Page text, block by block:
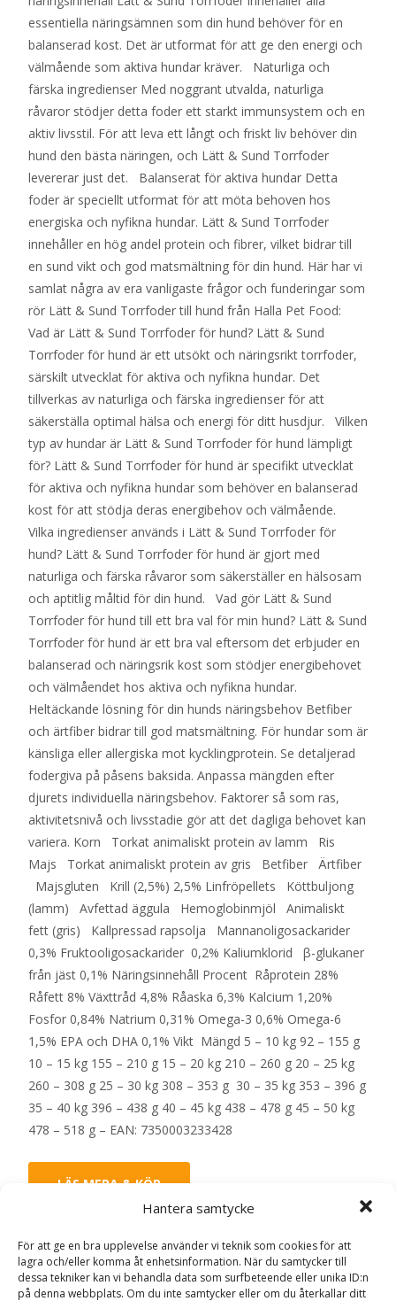
Hantera samtycke
För att ge en bra upplevelse använder vi teknik som cookies för att
lagra och/eller komma åt enhetsinformation. När du samtycker till
dessa tekniker kan vi behandla data som surfbeteende eller unika ID:n
på denna webbplats. Om du inte samtycker eller om du återkallar ditt
essentiella näringsämnen som din hund behöver för en
balanserad kost. Det är utformat för att ge den energi och
välmående som aktiva hundar kräver. Naturliga och
färska ingredienser Med noggrant utvalda, naturliga
råvaror stödjer detta foder ett starkt immunsystem och en
aktiv livsstil. För att leva ett långt och friskt liv behöver din
hund den bästa näringen, och Lätt & Sund Torrfoder
levererar just det. Balanserat för aktiva hundar Detta
foder är speciellt utformat för att möta behoven hos
energiska och nyfikna hundar. Lätt & Sund Torrfoder
innehåller en hög andel protein och fibrer, vilket bidrar till
en sund vikt och god matsmältning för din hund. Här har vi
samlat några av era vanligaste frågor och funderingar som
rör Lätt & Sund Torrfoder till hund från Halla Pet Food:
Vad är Lätt & Sund Torrfoder för hund? Lätt & Sund
Torrfoder för hund är ett utsökt och näringsrikt torrfoder,
särskilt utvecklat för aktiva och nyfikna hundar. Det
tillverkas av naturliga och färska ingredienser för att
säkerställa optimal hälsa och energi för ditt husdjur. Vilken
typ av hundar är Lätt & Sund Torrfoder för hund lämpligt
för? Lätt & Sund Torrfoder för hund är specifikt utvecklat
för aktiva och nyfikna hundar som behöver en balanserad
kost för att stödja deras energibehov och välmående.
Vilka ingredienser används i Lätt & Sund Torrfoder för
hund? Lätt & Sund Torrfoder för hund är gjort med
naturliga och färska råvaror som säkerställer en hälsosam
och aptitlig måltid för din hund. Vad gör Lätt & Sund
Torrfoder för hund till ett bra val för min hund? Lätt & Sund
Torrfoder för hund är ett bra val eftersom det erbjuder en
balanserad och näringsrik kost som stödjer energibehovet
och välmåendet hos aktiva och nyfikna hundar.
Heltäckande lösning för din hunds näringsbehov Betfiber
och ärtfiber bidrar till god matsmältning. För hundar som är
känsliga eller allergiska mot kycklingprotein. Se detaljerad
fodergiva på påsens baksida. Anpassa mängden efter
djurets individuella näringsbehov. Faktorer så som ras,
aktivitetsnivå och livsstadie gör att det dagliga behovet kan
variera. Korn Torkat animaliskt protein av lamm Ris
Majs Torkat animaliskt protein av gris Betfiber Ärtfiber
Majsgluten Krill (2,5%) 2,5% Linfröpellets Köttbuljong
(lamm) Avfettad äggula Hemoglobinmjöl Animaliskt
fett (gris) Kallpressad rapsolja Mannanoligosackarider
0,3% Fruktooligosackarider 0,2% Kaliumklorid β-glukaner
från jäst 0,1% Näringsinnehåll Procent Råprotein 28%
Råfett 8% Växttråd 4,8% Råaska 6,3% Kalcium 1,20%
Fosfor 0,84% Natrium 0,31% Omega-3 0,6% Omega-6
1,5% EPA och DHA 0,1% Vikt Mängd 5 – 10 kg 92 – 155 g
10 – 15 kg 155 – 210 g 15 – 20 kg 210 – 260 g 20 – 25 kg
260 – 308 g 25 – 30 kg 308 – 353 g 30 – 35 kg 353 – 396 g
35 – 40 kg 396 – 438 g 40 – 45 kg 438 – 478 g 45 – 50 kg
478 – 518 g – EAN: 7350003233428
LÄS MERA & KÖP
Artikelnr:26806 Kategorier:Hundmat ,Torrfoder
Etikett:Halla Pet Food